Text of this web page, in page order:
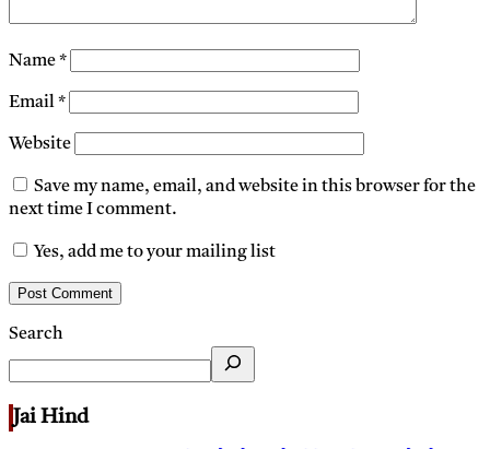
Name*
Email*
Website
Save my name, email, and website in this browser for the
next time I comment.
Yes, add me to your mailing list
Search
Jai Hind